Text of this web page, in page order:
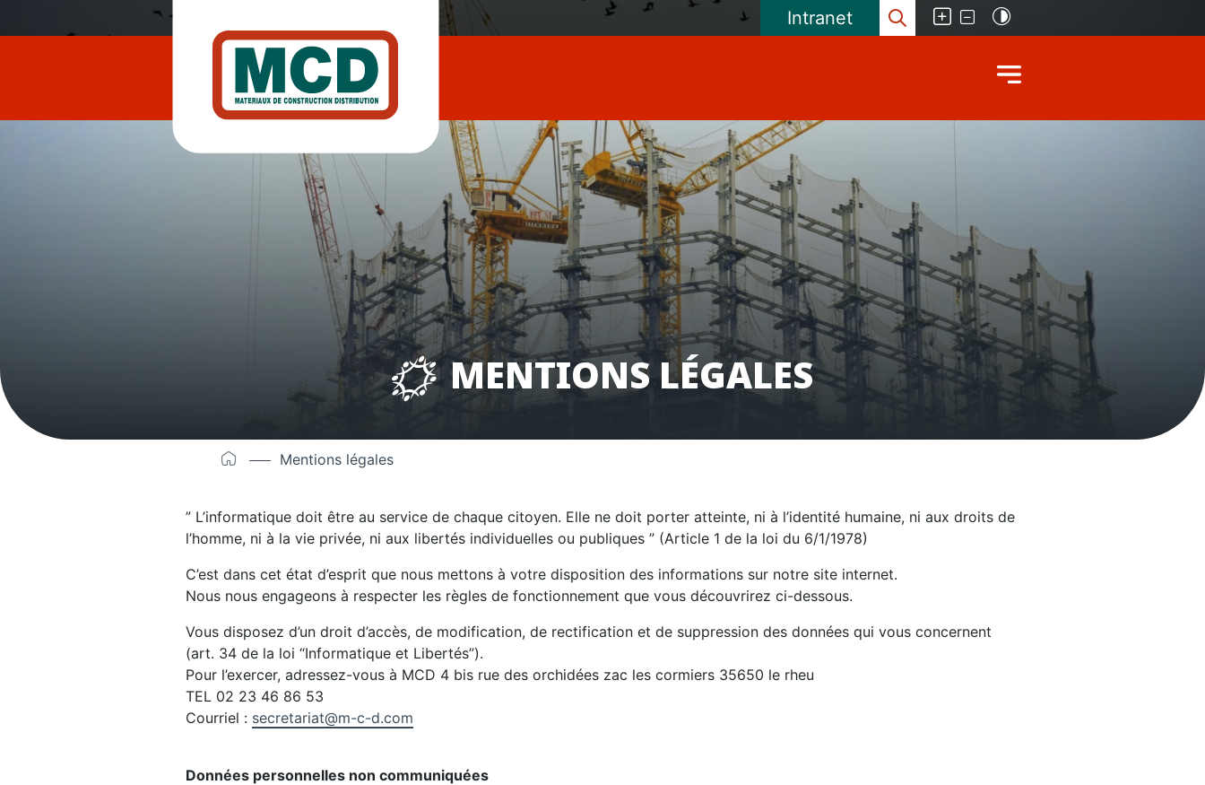
Intranet Ouvrir la boite de recherche
MENTIONS LÉGALES
Mentions légales
” L’informatique doit être au service de chaque citoyen. Elle ne doit porter atteinte, ni à l’identité humaine, ni aux droits de
l’homme, ni à la vie privée, ni aux libertés individuelles ou publiques ” (Article 1 de la loi du 6/1/1978)
C’est dans cet état d’esprit que nous mettons à votre disposition des informations sur notre site internet.
Nous nous engageons à respecter les règles de fonctionnement que vous découvrirez ci-dessous.
Vous disposez d’un droit d’accès, de modification, de rectification et de suppression des données qui vous concernent
(art. 34 de la loi “Informatique et Libertés”).
Pour l’exercer, adressez-vous à MCD 4 bis rue des orchidées zac les cormiers 35650 le rheu
TEL 02 23 46 86 53
Courriel : secretariat@m-c-d.com
Données personnelles non communiquées